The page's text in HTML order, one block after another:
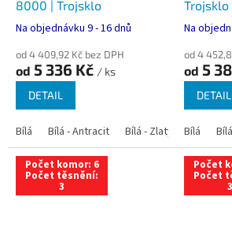
8000 | Trojsklo
Na objednávku 9 - 16 dnů
od 4 409,92 Kč bez DPH
od 5 336 Kč / ks
DETAIL
Bílá Bílá - Antracit Bílá - Zlatý dub
Trojsklo
Na
od 4
od 5
DETAIL
Bílá
Počet komor: 6
Počet těsnění:
3
Počet
Počet
3